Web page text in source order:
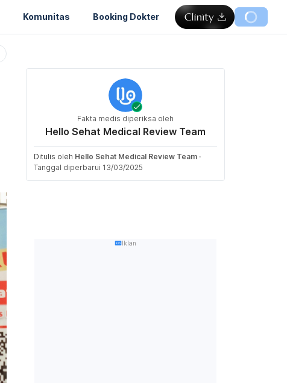
Komunitas Booking Dokter
Fakta medis diperiksa oleh
Hello Sehat Medical Review Team
Ditulis oleh Hello Sehat Medical Review Team ·
Tanggal diperbarui 13/03/2025
Iklan